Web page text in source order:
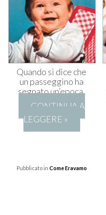
Quando si dice che
un passeggino ha
segnato un’epoca.
CONTINUA A
LEGGERE »
Pubblicato in Come Eravamo